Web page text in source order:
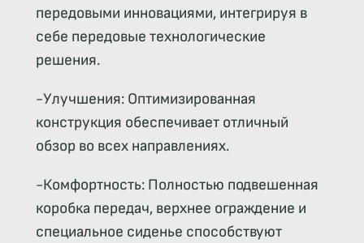
передовыми инновациями, интегрируя в
себе передовые технологические
решения.
-Улучшения: Оптимизированная
конструкция обеспечивает отличный
обзор во всех направлениях.
-Комфортность: Полностью подвешенная
коробка передач, верхнее ограждение и
специальное сиденье способствуют